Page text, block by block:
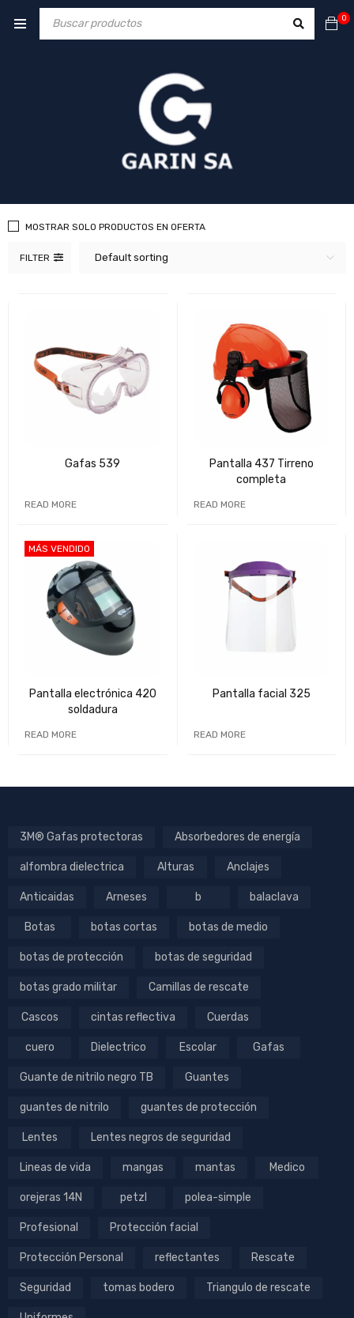
0
FILTER Default sorting
MOSTRAR SOLO PRODUCTOS EN OFERTA
Gafas 539
READ MORE
Pantalla 437 Tirreno
completa
READ MORE
MÁS VENDIDO
Pantalla electrónica 420
soldadura
READ MORE
Pantalla facial 325
READ MORE
3M® Gafas protectoras Absorbedores de energía
alfombra dielectrica Alturas Anclajes
Anticaidas Arneses b balaclava
Botas botas cortas botas de medio
botas de protección botas de seguridad
botas grado militar Camillas de rescate
Cascos cintas reflectiva Cuerdas
cuero Dielectrico Escolar Gafas
Guante de nitrilo negro TB Guantes
guantes de nitrilo guantes de protección
Lentes Lentes negros de seguridad
Lineas de vida mangas mantas Medico
orejeras 14N petzl polea-simple
Profesional Protección facial
Protección Personal reflectantes Rescate
Seguridad tomas bodero Triangulo de rescate